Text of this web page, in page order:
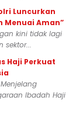
Luncurkan
Menuai Aman”
kini tidak lagi
sektor...
Haji Perkuat
Ibadah Haji